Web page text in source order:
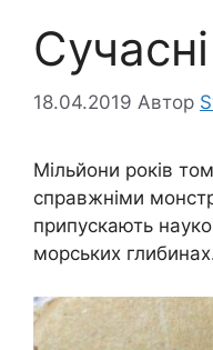
18.04.2019 Автор
Мільйони років
справжніми
припускають
морських